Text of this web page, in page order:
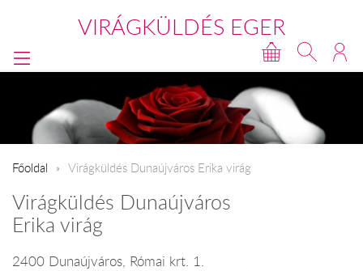
VIRÁGKÜLDÉS EGER
Főoldal Virágküldés Dunaújváros Erika virág
Virágküldés Dunaújváros
Erika virág
2400 Dunaújváros, Római krt. 1.